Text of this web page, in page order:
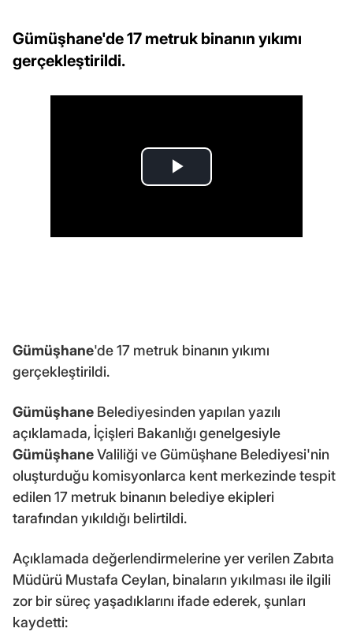
Gümüşhane'de 17 metruk binanın yıkımı
gerçekleştirildi.
Gümüşhane'de 17 metruk binanın yıkımı
gerçekleştirildi.
Gümüşhane Belediyesinden yapılan yazılı
açıklamada, İçişleri Bakanlığı genelgesiyle
GümüşhaneValiliği ve Gümüşhane Belediyesi'nin
oluşturduğu komisyonlarca kent merkezinde tespit
edilen 17 metruk binanın belediye ekipleri
tarafından yıkıldığı belirtildi.
Açıklamada değerlendirmelerine yer verilen Zabıta
Müdürü Mustafa Ceylan, binaların yıkılması ile ilgili
zor bir süreç yaşadıklarını ifade ederek, şunları
kaydetti: